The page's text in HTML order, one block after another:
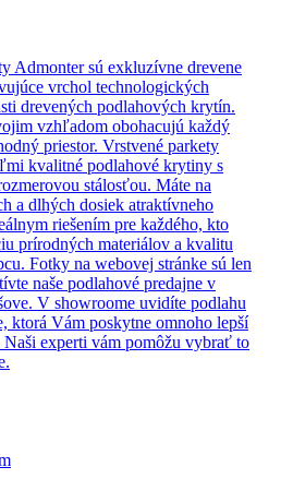
Admonter sú exkluzívne drevene
vrchol technologických
drevených podlahových krytín.
vzhľadom obohacujú každý
priestor. Vrstvené parkety
kvalitné podlahové krytiny s
stálosťou. Máte na
a dlhých dosiek atraktívneho
riešením pre každého, kto
prírodných materiálov a kvalitu
Fotky na webovej stránke sú len
naše podlahové predajne v
V showroome uvidíte podlahu
ktorá Vám poskytne omnoho lepší
Naši experti vám pomôžu vybrať to